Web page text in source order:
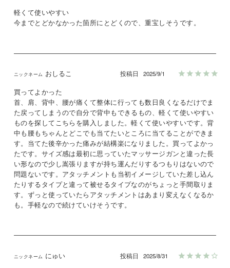
軽くて使いやすい
今までとどかなかった箇所にとどくので、重宝しそうです。
おしるこ 投稿日 2025/9/1
買ってよかった
首、肩、背中、腰が痛くて整体に行っても数日良くなるだけでま
た戻ってしまうので自分で背中もできるもの、軽くて使いやすい
ものを探してこちらを購入しました。軽くて使いやすいです。背
中も腰もちゃんとどこでも当てたいところに当てることができま
す。当てた後辛かった痛みが結構楽になりました。買ってよかっ
たです。サイズ感は最初に思っていたマッサージガンと違った長
い形なので少し嵩張りますが持ち運んだりするつもりはないので
問題ないです。アタッチメントも当初イメージしていた差し込ん
たりするタイプと違って被せるタイプなのがちょっと手間取りま
す。ずっと使っていたらアタッチメントはあまり変えなくなるか
も。手軽なので続けていけそうです。
にゅい 投稿日 2025/8/31